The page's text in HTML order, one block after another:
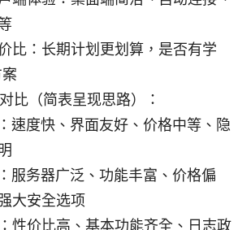
比：长期计划更划算，是否有学
比（简表呈现思路）：
速度快、界面友好、价格中等、隐
服务器广泛、功能丰富、价格偏
大安全选项
性价比高、基本功能齐全、日志政